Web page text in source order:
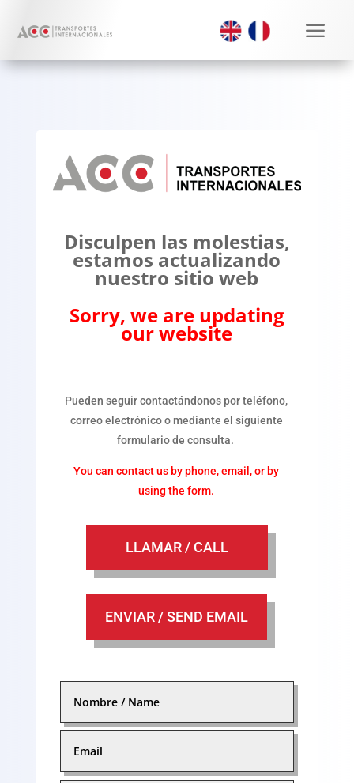
a
Disculpen las molestias,
estamos actualizando
nuestro sitio web
Sorry, we are updating
our website
Pueden seguir contactándonos por teléfono,
correo electrónico o mediante el siguiente
formulario de consulta.
You can contact us by phone, email, or by
using the form.
LLAMAR / CALL
ENVIAR / SEND EMAIL